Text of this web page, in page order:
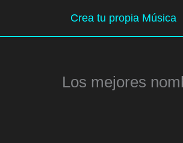
contenido
Crea tu propia Música
Los mejores